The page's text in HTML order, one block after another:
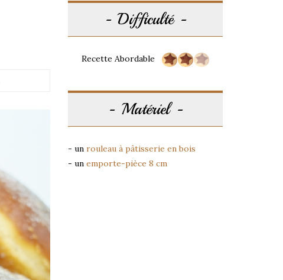
Difficulté
Recette Abordable
Matériel
- un rouleau à pâtisserie en bois
- un emporte-pièce 8 cm